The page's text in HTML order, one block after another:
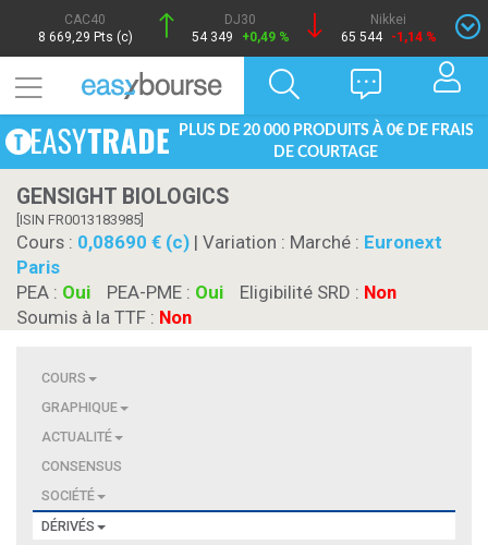
CAC40
8 669,29 Pts (c)
DJ30
54 349
+0,49 %
Nikkei
65 544 -1,14 %
PLUS DE 20 000 PRODUITS À 0€ DE FRAIS
DE COURTAGE
GENSIGHT BIOLOGICS
[ISIN FR0013183985]
Cours : 0,08690 € (c) | Variation : Marché : Euronext
Paris
PEA : Oui PEA-PME : Oui Eligibilité SRD : Non
Soumis à la TTF : Non
COURS
GRAPHIQUE
ACTUALITÉ
CONSENSUS
SOCIÉTÉ
DÉRIVÉS